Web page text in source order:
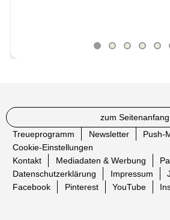
zum Seitenanfang
Treueprogramm
Newsletter
Push-
Cookie-Einstellungen
Kontakt
Mediadaten & Werbung
Datenschutzerklärung
Impressum
Facebook
Pinterest YouTube